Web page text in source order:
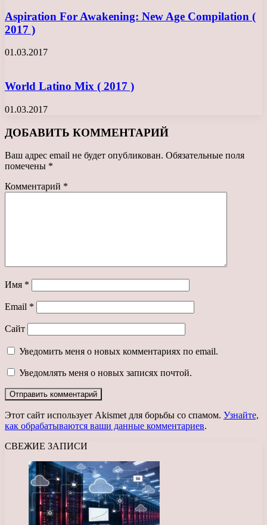
Aspiration For Awakening: New Age Compilation (
2017 )
01.03.2017
World Latino Mix ( 2017 )
01.03.2017
ДОБАВИТЬ КОММЕНТАРИЙ
Ваш адрес email не будет опубликован. Обязательные поля
помечены *
Комментарий *
Имя *
Email *
Сайт
Уведомить меня о новых комментариях по email.
Уведомлять меня о новых записях почтой.
Этот сайт использует Akismet для борьбы со спамом. Узнайте,
как обрабатываются ваши данные комментариев.
СВЕЖИЕ ЗАПИСИ